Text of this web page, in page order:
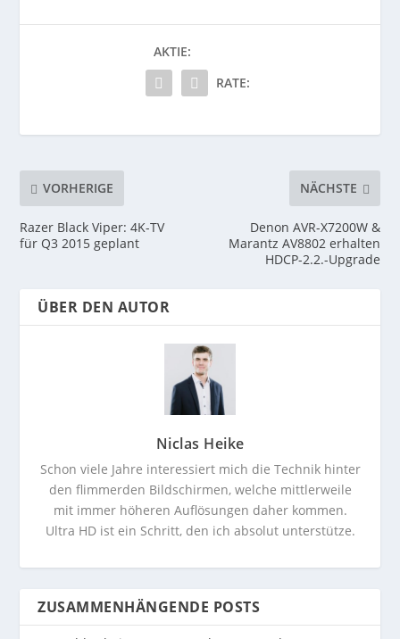
AKTIE:
RATE:
VORHERIGE
Razer Black Viper: 4K-TV
für Q3 2015 geplant
NÄCHSTE
Denon AVR-X7200W &
Marantz AV8802 erhalten
HDCP-2.2.-Upgrade
ÜBER DEN AUTOR
Niclas Heike
Schon viele Jahre interessiert mich die Technik hinter
den flimmerden Bildschirmen, welche mittlerweile
mit immer höheren Auflösungen daher kommen.
Ultra HD ist ein Schritt, den ich absolut unterstütze.
ZUSAMMENHÄNGENDE POSTS